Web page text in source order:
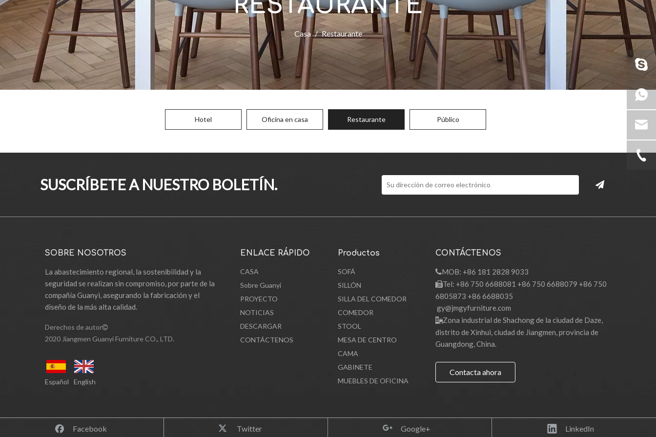
Casa / Restaurante
Hotel Oficina en casa Restaurante Público
SUSCRÍBETE A NUESTRO BOLETÍN.
SOBRE NOSOTROS
La abastecimiento regional, la sostenibilidad y la
seguridad se realizan sin compromiso, por parte de la
compañía Guanyi, asegurando la fabricación y el
diseño de la más alta calidad.
Derechos de autor
2020 Jiangmen Guanyi Furniture CO., LTD.
Español English
ENLACE RÁPIDO
CASA
Sobre Guanyi
PROYECTO
NOTICIAS
DESCARGAR
CONTÁCTENOS
Productos
SOFÁ
SILLÓN
SILLA DEL COMEDOR
COMEDOR
STOOL
MESA DE CENTRO
CAMA
GABINETE
MUEBLES DE OFICINA
CONTÁCTENOS
MOB: +86 181 2828 9033
Tel: +86 750 6688081 +86 750 6688079 +86 750
6805873 +86 6688035
gy@jmgyfurniture.com
Zona industrial de Shachong de la ciudad de Daze,
distrito de Xinhui, ciudad de Jiangmen, provincia de
Guangdong, China.
Contacta ahora
Facebook Twitter Google+ LinkedIn